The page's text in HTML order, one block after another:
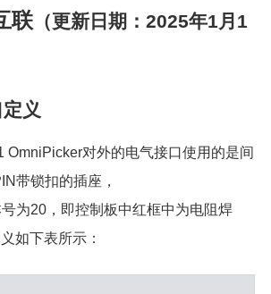
联（更新日期：2025年1月1
义
OmniPicker对外的电气接口使用的是间
带锁扣的插座，
为20，即控制板中红框中为电阻焊
如下表所示：